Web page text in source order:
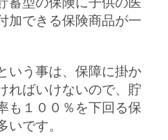
加できる保険商品が一
いう事は、保障に掛か
ればいけないので、貯
も１００％を下回る保
いです。